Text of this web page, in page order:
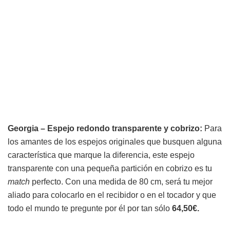
Georgia – Espejo redondo transparente y cobrizo: Para
los amantes de los espejos originales que busquen alguna
característica que marque la diferencia, este espejo
transparente con una pequeña partición en cobrizo es tu
match perfecto. Con una medida de 80 cm, será tu mejor
aliado para colocarlo en el recibidor o en el tocador y que
todo el mundo te pregunte por él por tan sólo 64,50€.